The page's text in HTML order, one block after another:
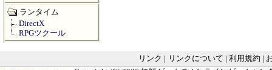
ランタイム
DirectX
RPGツクール
リンク リンクについて 利用規約